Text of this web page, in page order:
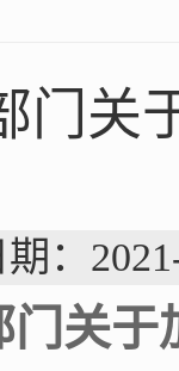
门关
期：
关